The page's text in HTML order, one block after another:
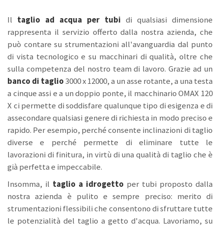
Il taglio ad acqua per tubi di qualsiasi dimensione
rappresenta il servizio offerto dalla nostra azienda, che
può contare su strumentazioni all'avanguardia dal punto
di vista tecnologico e su macchinari di qualità, oltre che
sulla competenza del nostro team di lavoro. Grazie ad un
banco di taglio3000 x 12000, a un asse rotante, a una testa
a cinque assi e a un doppio ponte, il macchinario OMAX 120
X ci permette di soddisfare qualunque tipo di esigenza e di
assecondare qualsiasi genere di richiesta in modo preciso e
rapido. Per esempio, perché consente inclinazioni di taglio
diverse e perché permette di eliminare tutte le
lavorazioni di finitura, in virtù di una qualità di taglio che è
già perfetta e impeccabile.
Insomma, il taglio a idrogetto per tubi proposto dalla
nostra azienda è pulito e sempre preciso: merito di
strumentazioni flessibili che consentono di sfruttare tutte
le potenzialità del taglio a getto d'acqua. Lavoriamo, su